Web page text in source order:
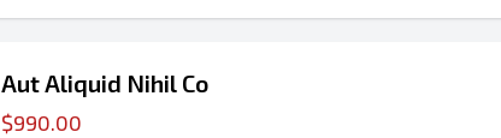
Aut Aliquid Nihil Co
$990.00